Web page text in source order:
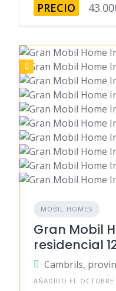
PRECIO
MOBIL HOMES
Gran Mobil
residencial
Cambrils,
AÑADIDO EL